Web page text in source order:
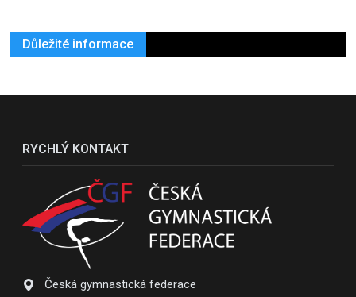
Důležité informace
RYCHLÝ KONTAKT
Česká gymnastická federace